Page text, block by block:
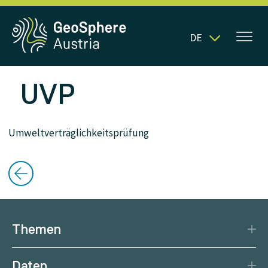
DE
UVP
Umweltverträglichkeitsprüfung
Themen